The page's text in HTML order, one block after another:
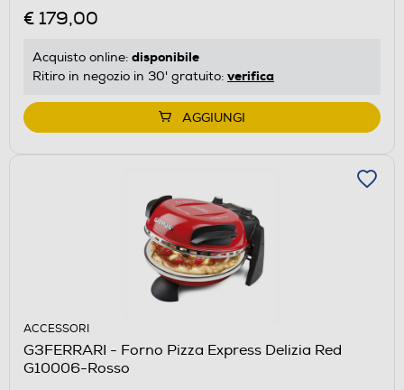
€ 179,00
Acquisto online: disponibile
Ritiro in negozio in 30' gratuito: verifica
AGGIUNGI
ACCESSORI
G3FERRARI - Forno Pizza Express Delizia Red
G10006-Rosso